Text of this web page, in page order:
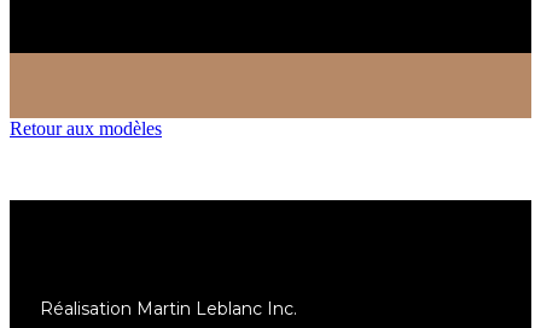
Retour aux modèles
Réalisation Martin Leblanc Inc.